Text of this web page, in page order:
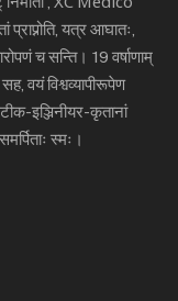
प्राप्नोति, यत्र आघातः,
च सन्ति। 19 वर्षाणाम्
वयं विश्वव्यापीरूपेण
इञ्जिनीयर-कृतानां
स्मः।